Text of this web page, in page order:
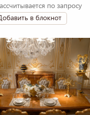
по запросу
в блокнот